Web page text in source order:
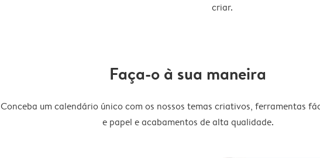
criar.
Faça-o à sua maneira
Conceba um calendário único com os nossos temas criativos, ferramentas
e papel e acabamentos de alta qualidade.